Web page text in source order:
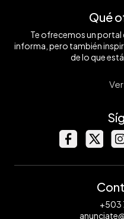
Qué
Te ofrecemos un
informa, pero también
de lo que
+503